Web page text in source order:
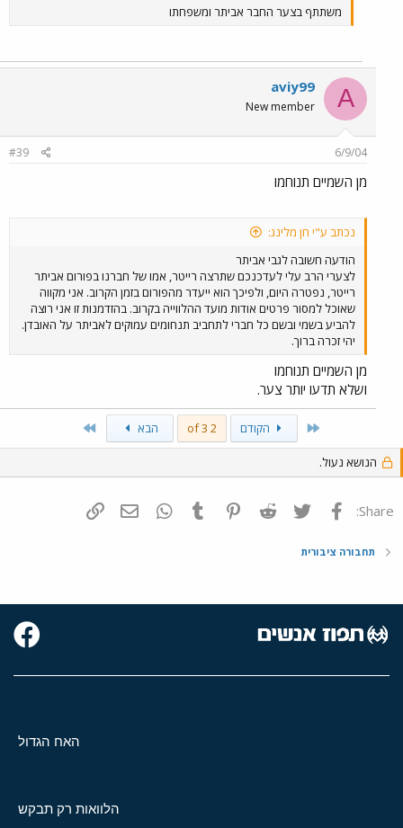
משתתף בצער החבר אביתר ומשפחתו
A
aviy99
New member
6/9/04
#39
מן השמיים תנוחמו
נכתב ע"י חן מלינג:
הודעה חשובה לגבי אביתר
לצערי הרב עלי לעדכנכם שתרצה רייטר, אמו של חברנו בפורום אביתר
רייטר, נפטרה היום, ולפיכך הוא ייעדר מהפורום בזמן הקרוב. אני מקווה
שאוכל למסור פרטים אודות מועד ההלווייה בקרוב. בהזדמנות זו אני רוצה
להביע בשמי ובשם כל חברי לתחביב תנחומים עמוקים לאביתר על האובדן.
יהי זכרה ברוך.
מן השמיים תנוחמו
ושלא תדעו יותר צער.
First הקודם 2 of 3 הבא
הנושא נעול.
Share: פייסבוק Twitter
Reddit
Pinterest
Tumblr
WhatsAppדואר אלקטרוני
תחבורה ציבורית
האח הגדול
הלוואות רק תבקש